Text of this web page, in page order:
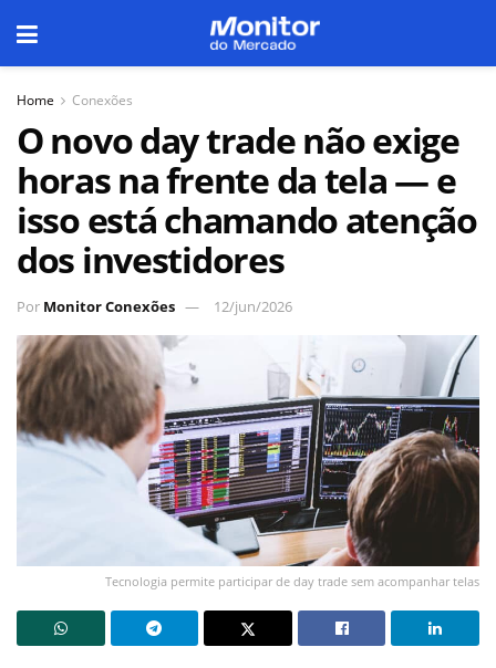
Home Conexões
O novo day trade não exige
horas na frente da tela — e
isso está chamando atenção
dos investidores
Por Monitor Conexões 12/jun/2026
Tecnologia permite participar de day trade sem acompanhar telas